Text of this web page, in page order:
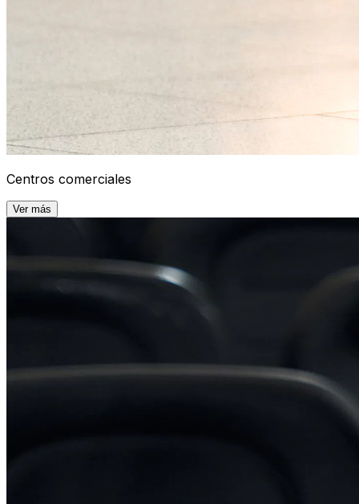
Centros comerciales
Ver más